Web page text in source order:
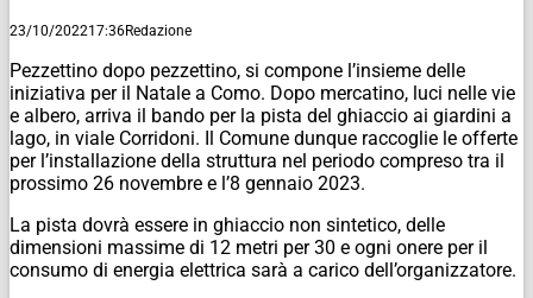
23/10/202217:36Redazione
Pezzettino dopo pezzettino, si compone l’insieme delle
iniziativa per il Natale a Como. Dopo mercatino, luci nelle vie
e albero, arriva il bando per la pista del ghiaccio ai giardini a
lago, in viale Corridoni. Il Comune dunque raccoglie le offerte
per l’installazione della struttura nel periodo compreso tra il
prossimo 26 novembre e l’8 gennaio 2023.
La pista dovrà essere in ghiaccio non sintetico, delle
dimensioni massime di 12 metri per 30 e ogni onere per il
consumo di energia elettrica sarà a carico dell’organizzatore.